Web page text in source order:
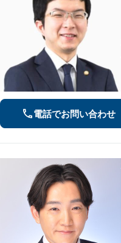
電話でお問い合わせ